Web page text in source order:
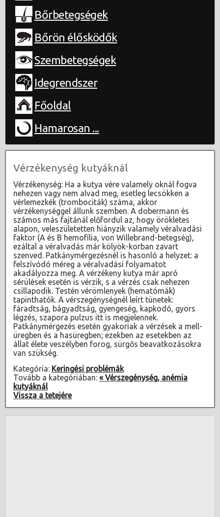
Bőrbetegségek
Bőrön élősködők
Szembetegségek
Idegrendszer
Főoldal
Hamarosan ...
Vérzékenység kutyáknál
Vérzékenység: Ha a kutya vére valamely oknál fogva
nehezen vagy nem alvad meg, esetleg lecsökken a
vérlemezkék (trombociták) száma, akkor
vérzékenységgel állunk szemben. A dobermann és
számos más fajtánál előfordul az, hogy örökletes
alapon, veleszületetten hiányzik valamely véralvadási
faktor (A és B hemofília, von Willebrand-betegség),
ezáltal a véralvadás már kölyök-korban zavart
szenved. Patkánymérgezésnél is hasonló a helyzet: a
felszívódó méreg a véralvadási folyamatot
akadályozza meg. A vérzékeny kutya már apró
sérülések esetén is vérzik, s a vérzés csak nehezen
csillapodik. Testén vérömlenyek (hematómák)
tapinthatók. A vérszegénységnél leírt tünetek:
fáradtság, bágyadtság, gyengeség, kapkodó, gyors
légzés, szapora pulzus itt is megjelennek.
Patkánymérgezés esetén gyakoriak a vérzések a mell-
üregben és a hasüregben; ezekben az esetekben az
állat élete veszélyben forog, sürgős beavatkozásokra
van szükség.
Kategória: Keringési problémák
Tovább a kategóriában: « Vérszegénység, anémia
kutyáknál
Vissza a tetejére